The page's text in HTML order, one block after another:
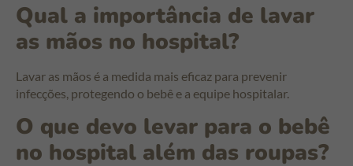
Qual a importância de lavar
as mãos no hospital?
Lavar as mãos é a medida mais eficaz para prevenir
infecções, protegendo o bebê e a equipe hospitalar.
O que devo levar para o bebê
no hospital além das roupas?